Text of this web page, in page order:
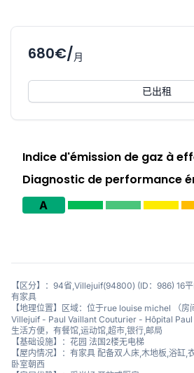
680€/月
已出租
Indice d'émission de gaz à
Diagnostic de performance
A
【区分】：94省,Villejuif(94800) (ID：986) 16
有家具
【地理位置】区域：位于rue louise michel （房
Villejuif - Paul Vaillant Couturier - Hôpital Paul
生活方便，有餐馆,运动馆,超市,银行,邮局
【基础设施】：花园 法国2楼无电梯
【屋内情况】：有家具 配备双人床,木地板,浴缸,
卧室朝西